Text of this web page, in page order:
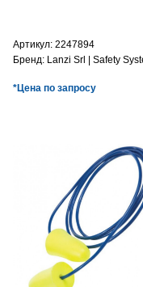
Артикул: 2247894
Бренд: Lanzi Srl | Safety
*Цена по запросу